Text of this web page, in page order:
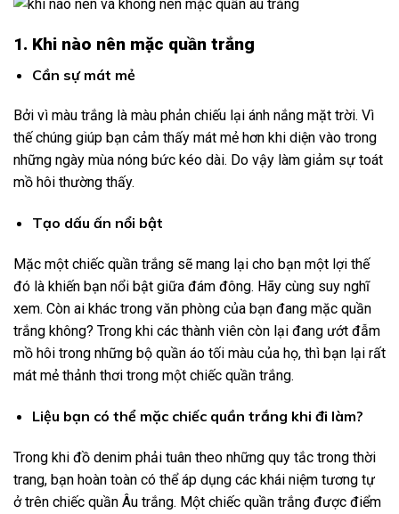
1. Khi nào nên mặc quần trắng
Cần sự mát mẻ
Bởi vì màu trắng là màu phản chiếu lại ánh nắng mặt trời. Vì
thế chúng giúp bạn cảm thấy mát mẻ hơn khi diện vào trong
những ngày mùa nóng bức kéo dài. Do vậy làm giảm sự toát
mồ hôi thường thấy.
Tạo dấu ấn nổi bật
Mặc một chiếc quần trắng sẽ mang lại cho bạn một lợi thế
đó là khiến bạn nổi bật giữa đám đông. Hãy cùng suy nghĩ
xem. Còn ai khác trong văn phòng của bạn đang mặc quần
trắng không? Trong khi các thành viên còn lại đang ướt đẫm
mồ hôi trong những bộ quần áo tối màu của họ, thì bạn lại rất
mát mẻ thảnh thơi trong một chiếc quần trắng.
Liệu bạn có thể mặc chiếc quần trắng khi đi làm?
Trong khi đồ denim phải tuân theo những quy tắc trong thời
trang, bạn hoàn toàn có thể áp dụng các khái niệm tương tự
ở trên chiếc quần Âu trắng. Một chiếc quần trắng được điểm